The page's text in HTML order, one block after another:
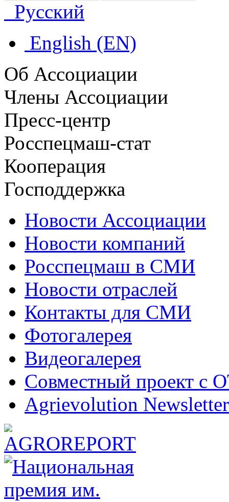
Русский
English (EN)
Об Ассоциации
Члены Ассоциации
Пресс-центр
Росспецмаш-стат
Кооперация
Господдержка
Новости Ассоциации
Новости компаний
Росспецмаш в СМИ
Новости отраслей
Контакты для СМИ
Фотогалерея
Видеогалерея
Совместный проект с
Agrievolution Newsletter